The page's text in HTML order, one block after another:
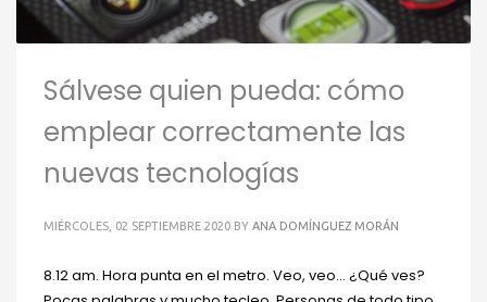
Sálvese quien pueda: cómo
emplear correctamente las
nuevas tecnologías
MIÉRCOLES, 02 SEPTIEMBRE 2020 BY ANA DOMÍNGUEZ MORÁN
8.12 am. Hora punta en el metro. Veo, veo… ¿Qué ves?